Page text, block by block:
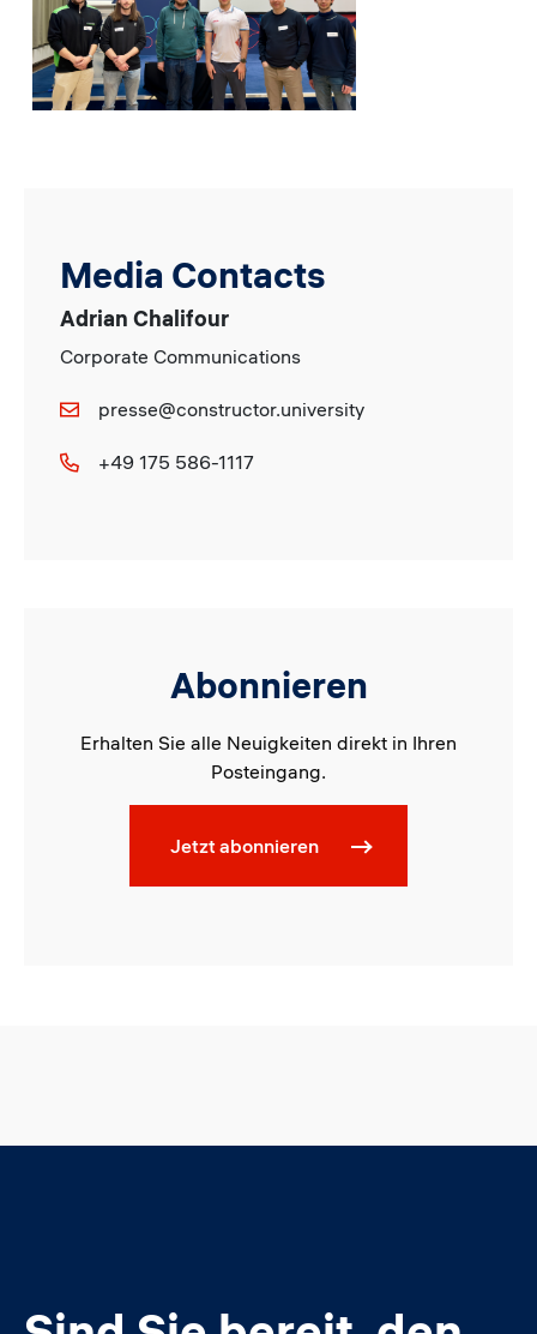
Media Contacts
Adrian Chalifour
Corporate Communications
presse@constructor.university
+49 175 586-1117
Abonnieren
Erhalten Sie alle Neuigkeiten direkt in Ihren
Posteingang.
Jetzt abonnieren